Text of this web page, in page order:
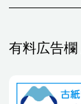
有料広告欄